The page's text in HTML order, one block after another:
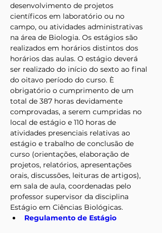
desenvolvimento de projetos
científicos em laboratório ou no
campo, ou atividades administrativas
na área de Biologia. Os estágios são
realizados em horários distintos dos
horários das aulas. O estágio deverá
ser realizado do início do sexto ao final
do oitavo período do curso. È
obrigatório o cumprimento de um
total de 387 horas devidamente
comprovadas, a serem cumpridas no
local de estágio e 110 horas de
atividades presenciais relativas ao
estágio e trabalho de conclusão de
curso (orientações, elaboração de
projetos, relatórios, apresentações
orais, discussões, leituras de artigos),
em sala de aula, coordenadas pelo
professor supervisor da disciplina
Estágio em Ciências Biológicas.
Regulamento de Estágio